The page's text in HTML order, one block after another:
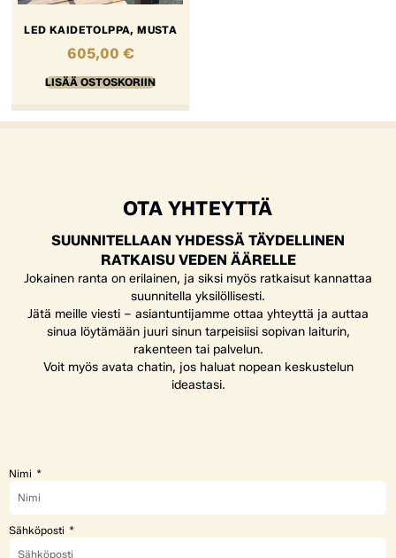
LED KAIDETOLPPA, MUSTA
605,00 €
LISÄÄ OSTOSKORIIN
OTA YHTEYTTÄ
SUUNNITELLAAN YHDESSÄ TÄYDELLINEN
RATKAISU VEDEN ÄÄRELLE
Jokainen ranta on erilainen, ja siksi myös ratkaisut kannattaa
suunnitella yksilöllisesti.
Jätä meille viesti – asiantuntijamme ottaa yhteyttä ja auttaa
sinua löytämään juuri sinun tarpeisiisi sopivan laiturin,
rakenteen tai palvelun.
Voit myös avata chatin, jos haluat nopean keskustelun
ideastasi.
Nimi
Sähköposti